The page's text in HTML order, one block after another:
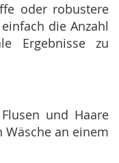
oder robustere
die Anzahl
Ergebnisse zu
und Haare
an einem